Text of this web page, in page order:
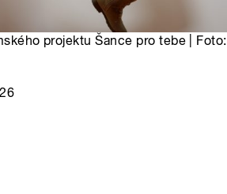
projektu Šance pro tebe | Foto: